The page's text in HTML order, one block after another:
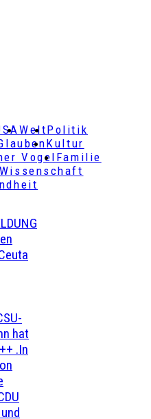
WeltPolitik
Kultur
VogelFamilie
Wissenschaft
hat
.In